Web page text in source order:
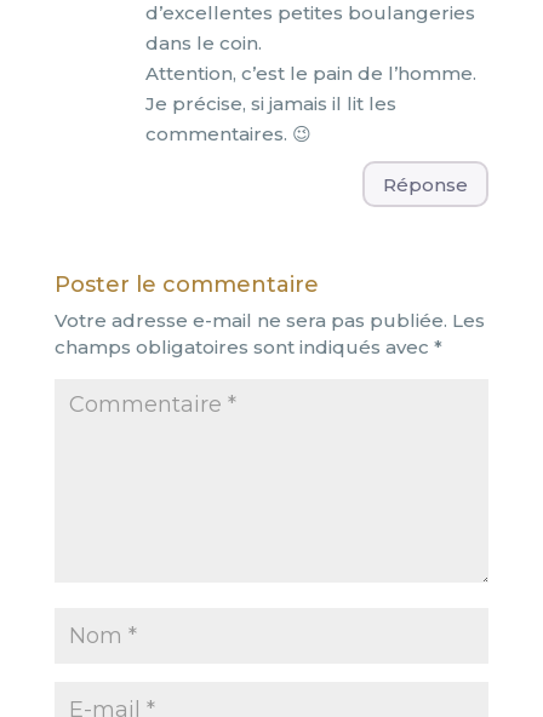
d’excellentes petites boulangeries
dans le coin.
Attention, c’est le pain de l’homme.
Je précise, si jamais il lit les
commentaires. 😉
Réponse
Poster le commentaire
Votre adresse e-mail ne sera pas publiée. Les
champs obligatoires sont indiqués avec *